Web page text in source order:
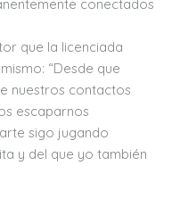
conectados
que la licenciada
“Desde que
nuestros contactos
escaparnos
sigo jugando
y del que yo también